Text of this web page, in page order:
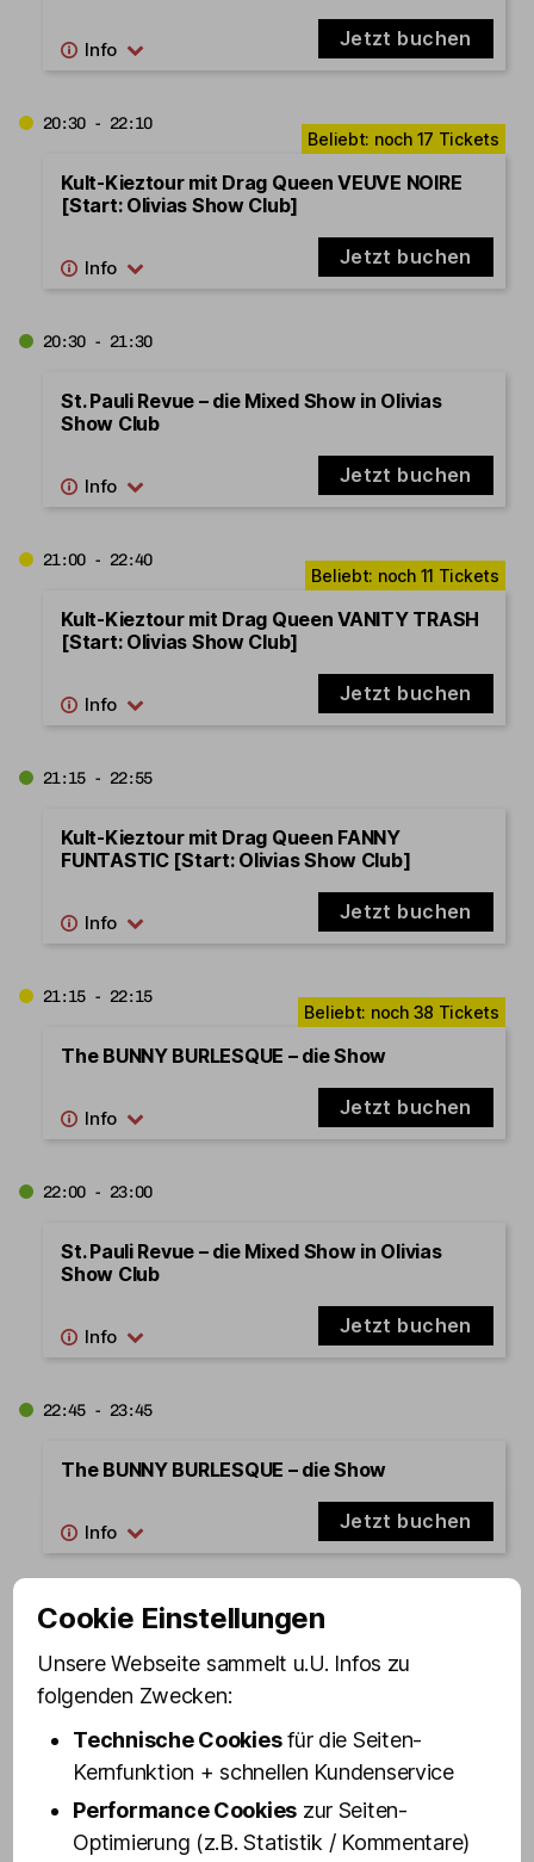
Jetzt buchen
20:30 - 22:10
Kult-Kieztour mit Drag Queen VEUVE NOIRE
[Start: Olivias Show Club]
Jetzt buchen
20:30 - 21:30
St. Pauli Revue – die Mixed Show in Olivias
Show Club
Jetzt buchen
21:00 - 22:40
Kult-Kieztour mit Drag Queen VANITY TRASH
[Start: Olivias Show Club]
Jetzt buchen
21:15 - 22:55
Kult-Kieztour mit Drag Queen FANNY
FUNTASTIC [Start: Olivias Show Club]
Jetzt buchen
21:15 - 22:15
The BUNNY BURLESQUE – die Show
Jetzt buchen
22:00 - 23:00
St. Pauli Revue – die Mixed Show in Olivias
Show Club
Jetzt buchen
22:45 - 23:45
The BUNNY BURLESQUE – die Show
Jetzt buchen
23:30 - 00:30
St. Pauli Revue – die Mixed Show in Olivias
Show Club
Jetzt buchen
15.08.2026 Samstag
Cookie Einstellungen
Unsere Webseite sammelt u.U. Infos zu
folgenden Zwecken:
Technische Cookiesfür die Seiten-
Kernfunktion + schnellen Kundenservice
Performance Cookies zur Seiten-
Optimierung (z.B. Statistik / Kommentare)